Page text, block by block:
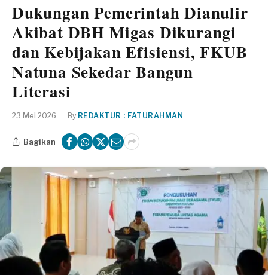
Dukungan Pemerintah Dianulir
Akibat DBH Migas Dikurangi
dan Kebijakan Efisiensi, FKUB
Natuna Sekedar Bangun
Literasi
23 Mei 2026 By REDAKTUR : FATURAHMAN
Bagikan